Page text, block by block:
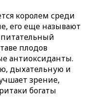
королем среди
его еще называют
плодов
антиоксиданты.
дыхательную и
зрение,
богаты